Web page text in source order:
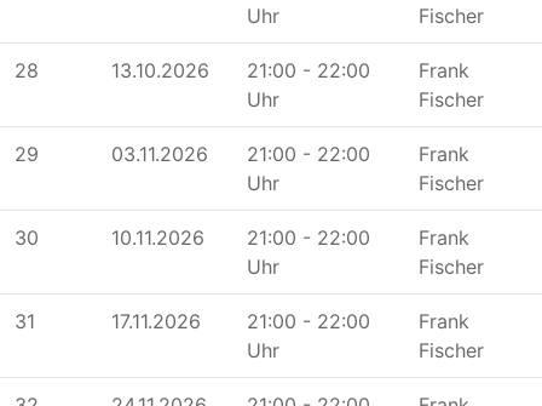
Uhr
Fischer
28 13.10.2026
21:00 - 22:00
Uhr
Frank
Fischer
29 03.11.2026
21:00 - 22:00
Uhr
Frank
Fischer
30 10.11.2026
21:00 - 22:00
Uhr
Frank
Fischer
31 17.11.2026
21:00 - 22:00
Uhr
Frank
Fischer